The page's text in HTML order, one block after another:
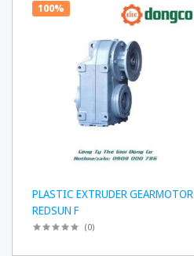
100%
PLASTIC EXTRUDER GEARMOTOR
REDSUN F
(0)